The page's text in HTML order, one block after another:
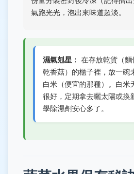
氣跑光光，泡出來味道超淡。
濕氣剋星： 在存放乾貨（麵
乾香菇）的櫃子裡，放一碗
白米（便宜的那種）。白米
很好，定期拿去曬太陽或換
學除濕劑安心多了。